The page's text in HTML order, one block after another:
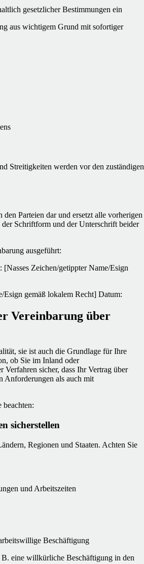
gesetzlicher Bestimmungen ein
aus wichtigem Grund mit sofortiger
Streitigkeiten werden vor den zuständigen
Parteien dar und ersetzt alle vorherigen
Schriftform und der Unterschrift beider
ausgeführt:
[Nasses Zeichen/getippter Name/Esign
Esign gemäß lokalem Recht] Datum:
Vereinbarung über
sie ist auch die Grundlage für Ihre
ob Sie im Inland oder
Verfahren sicher, dass Ihr Vertrag über
Anforderungen als auch mit
beachten:
sicherstellen
Regionen und Staaten. Achten Sie
und Arbeitszeiten
Beschäftigung
eine willkürliche Beschäftigung in den